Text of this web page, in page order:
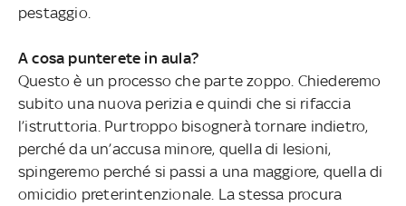
pestaggio.
A cosa punterete in aula?
Questo è un processo che parte zoppo. Chiederemo
subito una nuova perizia e quindi che si rifaccia
l’istruttoria. Purtroppo bisognerà tornare indietro,
perché da un’accusa minore, quella di lesioni,
spingeremo perché si passi a una maggiore, quella di
omicidio preterintenzionale. La stessa procura